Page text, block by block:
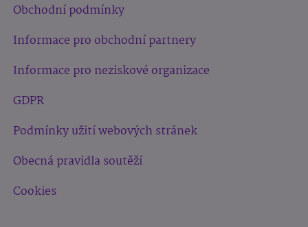
Obchodní podmínky
Informace pro obchodní partnery
Informace pro neziskové organizace
GDPR
Podmínky užití webových stránek
Obecná pravidla soutěží
Cookies